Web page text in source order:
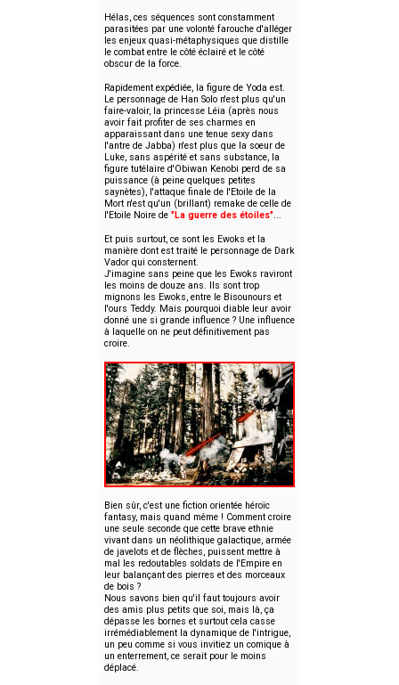
Hélas, ces séquences sont constamment
parasitées par une volonté farouche d'alléger
les enjeux quasi-métaphysiques que distille
le combat entre le côté éclairé et le côté
obscur de la force.
Rapidement expédiée, la figure de Yoda est.
Le personnage de Han Solo n'est plus qu'un
faire-valoir, la princesse Léia (après nous
avoir fait profiter de ses charmes en
apparaissant dans une tenue sexy dans
l'antre de Jabba) n'est plus que la soeur de
Luke, sans aspérité et sans substance, la
figure tutélaire d'Obiwan Kenobi perd de sa
puissance (à peine quelques petites
saynètes), l'attaque finale de l'Etoile de la
Mort n'est qu'un (brillant) remake de celle de
l'Etoile Noire de "La guerre des étoiles"...
Et puis surtout, ce sont les Ewoks et la
manière dont est traité le personnage de Dark
Vador qui consternent.
J'imagine sans peine que les Ewoks raviront
les moins de douze ans. Ils sont trop
mignons les Ewoks, entre le Bisounours et
l'ours Teddy. Mais pourquoi diable leur avoir
donné une si grande influence ? Une influence
à laquelle on ne peut définitivement pas
croire.
Bien sûr, c'est une fiction orientée héroïc
fantasy, mais quand même ! Comment croire
une seule seconde que cette brave ethnie
vivant dans un néolithique galactique, armée
de javelots et de flèches, puissent mettre à
mal les redoutables soldats de l'Empire en
leur balançant des pierres et des morceaux
de bois ?
Nous savons bien qu'il faut toujours avoir
des amis plus petits que soi, mais là, ça
dépasse les bornes et surtout cela casse
irrémédiablement la dynamique de l'intrigue,
un peu comme si vous invitiez un comique à
un enterrement, ce serait pour le moins
déplacé.